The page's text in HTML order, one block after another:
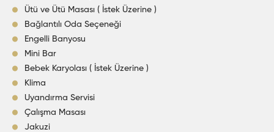
Ütü ve Ütü Masası ( İstek Üzerine )
Bağlantılı Oda Seçeneği
Engelli Banyosu
Mini Bar
Bebek Karyolası ( İstek Üzerine )
Klima
Uyandırma Servisi
Çalışma Masası
Jakuzi